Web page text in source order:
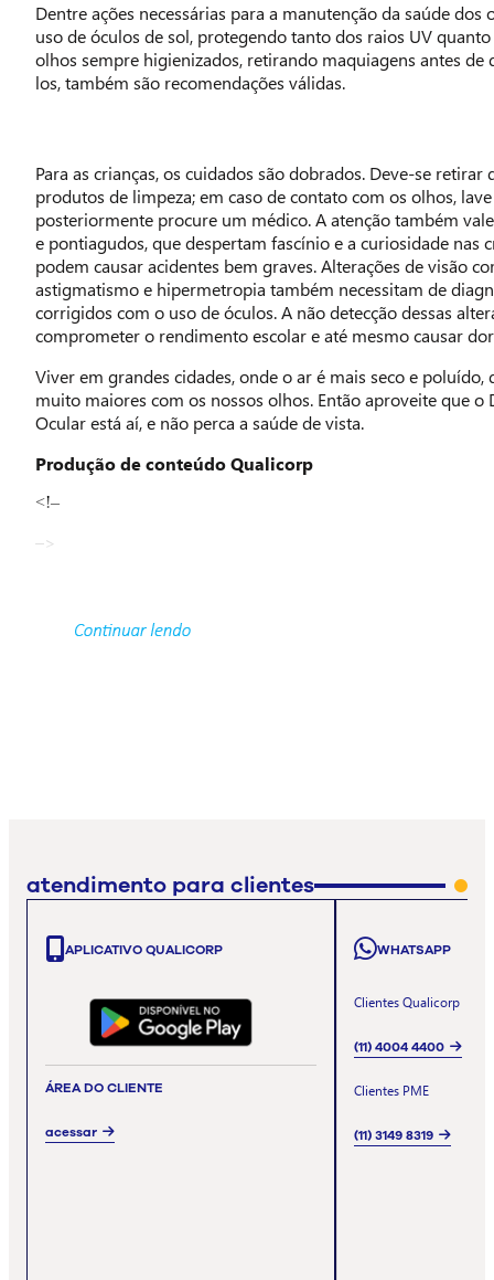
Dentre ações necessárias para a manutenção da saúde dos
uso de óculos de sol, protegendo tanto dos raios UV
olhos sempre higienizados, retirando maquiagens antes
los, também são recomendações válidas.
Para as crianças, os cuidados são dobrados. Deve-se retirar
produtos de limpeza; em caso de contato com os olhos,
posteriormente procure um médico. A atenção também
e pontiagudos, que despertam fascínio e a curiosidade nas
podem causar acidentes bem graves. Alterações de visão
astigmatismo e hipermetropia também necessitam de
corrigidos com o uso de óculos. A não detecção dessas
comprometer o rendimento escolar e até mesmo causar
Viver em grandes cidades, onde o ar é mais seco e poluído,
muito maiores com os nossos olhos. Então aproveite que o
Ocular está aí, e não perca a saúde de vista.
Produção de conteúdo Qualicorp
<!–
–>
atendimento para clientes
APLICATIVO QUALICORP
ÁREA DO CLIENTE
acessar
WHATSAPP
Clientes Qualicorp
(11) 4004 4400
Clientes PME
(11) 3149 8319